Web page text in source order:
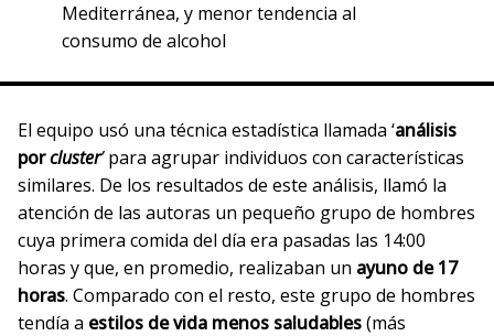
Mediterránea, y menor tendencia al
consumo de alcohol
El equipo usó una técnica estadística llamada ‘análisis
porcluster’para agrupar individuos con características
similares. De los resultados de este análisis, llamó la
atención de las autoras un pequeño grupo de hombres
cuya primera comida del día era pasadas las 14:00
horas y que, en promedio, realizaban un ayuno de 17
horas. Comparado con el resto, este grupo de hombres
tendía a estilos de vida menos saludables(más